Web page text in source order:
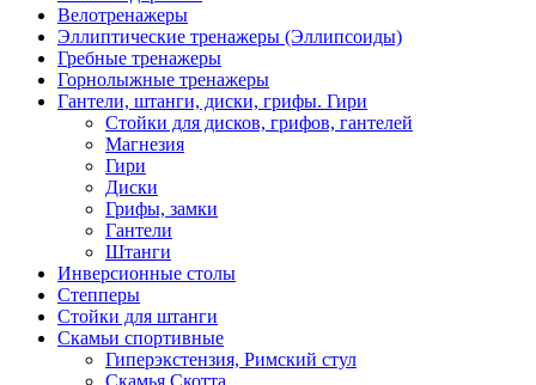
Велотренажеры
Эллиптические тренажеры (Эллипсоиды)
Гребные тренажеры
Горнолыжные тренажеры
Гантели, штанги, диски, грифы. Гири
Стойки для дисков, грифов, гантелей
Магнезия
Гири
Диски
Грифы, замки
Гантели
Штанги
Инверсионные столы
Степперы
Стойки для штанги
Скамьи спортивные
Гиперэкстензия, Римский стул
Скамья Скотта